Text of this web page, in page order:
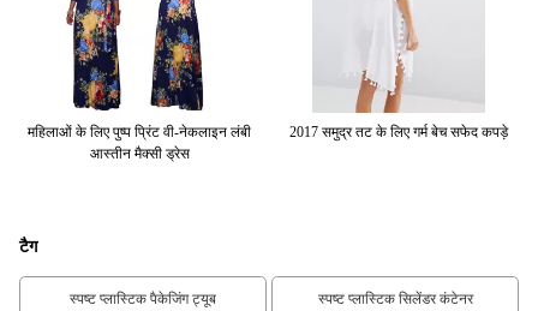
महिलाओं के लिए पुष्प प्रिंट वी-नेकलाइन लंबी
आस्तीन मैक्सी ड्रेस
2017 समुद्र तट के लिए गर्म बेच सफेद कपड़े
टैग
स्पष्ट प्लास्टिक पैकेजिंग ट्यूब स्पष्ट प्लास्टिक सिलेंडर कंटेनर